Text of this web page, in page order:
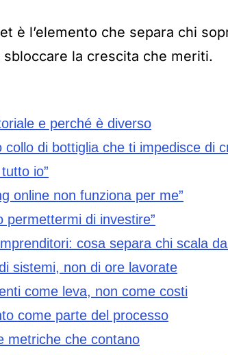
è l’elemento che separa chi
la crescita che meriti.
e perché è diverso
di bottiglia che ti impedisce di
io”
online non funziona per me”
permettermi di investire”
cosa separa chi scala
sistemi, non di ore lavorate
come leva, non come costi
come parte del processo
metriche che contano